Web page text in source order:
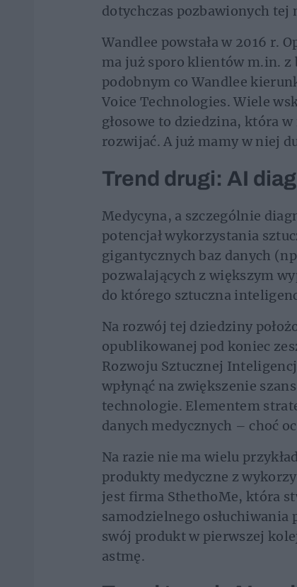
dotychczas pozbawionych tej
Wandlee powstała w 2016 r.
ma już sporo klientów m.in.
podobnym co Wandlee
Voice Technologies. Wiele
głosowe to dziedzina, która
rozwijać. A już mamy w niej
Trend drugi: AI
Medycyna, a szczególnie
potencjał wykorzystania
gigantycznych baz danych
pozwalających z większym
do którego sztuczna
Na rozwój tej dziedziny
opublikowanej pod koniec
Rozwoju Sztucznej
wpłynąć na zwiększenie
technologie. Elementem
danych medycznych – choć
Na razie nie ma wielu
produkty medyczne z
jest firma SthethoMe, która
samodzielnego osłuchiwania
swój produkt w pierwszej
astmę.